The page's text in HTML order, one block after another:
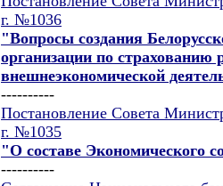
г. №1036
"Вопросы создания
организации по страхованию
внешнеэкономической
----------
Постановление Совета
г. №1035
"О составе Экономического
----------